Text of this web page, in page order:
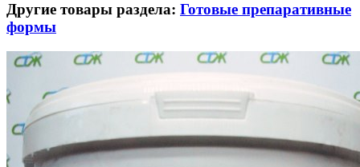
Другие товары раздела: Готовые препаративные
формы